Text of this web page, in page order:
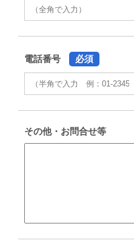
電話番号 必須
その他・お問合せ等